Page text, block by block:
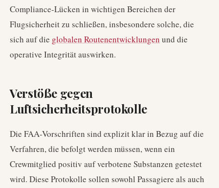
Compliance-Lücken in wichtigen Bereichen der
Flugsicherheit zu schließen, insbesondere solche, die
sich auf die globalen Routenentwicklungen und die
operative Integrität auswirken.
Verstöße gegen
Luftsicherheitsprotokolle
Die FAA-Vorschriften sind explizit klar in Bezug auf die
Verfahren, die befolgt werden müssen, wenn ein
Crewmitglied positiv auf verbotene Substanzen getestet
wird. Diese Protokolle sollen sowohl Passagiere als auch